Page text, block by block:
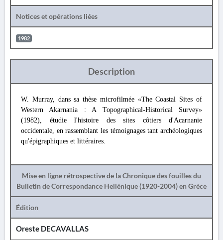
Notices et opérations liées
1982
Description
W. Murray, dans sa thèse microfilmée «The Coastal Sites of
Western Akarnania : A Topographical-Historical Survey»
(1982), étudie l'histoire des sites côtiers d'Acarnanie
occidentale, en rassemblant les témoignages tant archéologiques
qu'épigraphiques et littéraires.
Mise en ligne rétrospective de la Chronique des fouilles du
Bulletin de Correspondance Hellénique (1920-2004) en Grèce
Édition
Oreste DECAVALLAS